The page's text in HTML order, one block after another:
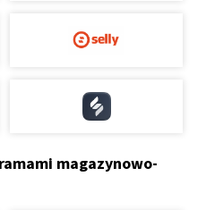
magazynowo-